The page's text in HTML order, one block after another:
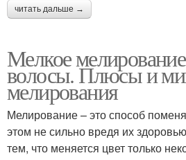
читать дальше →
Мелкое
волосы. Плюсы и
мелирования
Мелирование – это способ
этом не сильно вредя их
тем, что меняется цвет только